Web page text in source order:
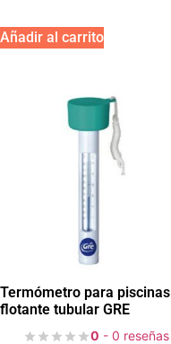
Añadir al carrito
Termómetro para piscinas
flotante tubular GRE
0 - 0 reseñas